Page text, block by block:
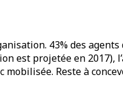
43% des
est projetée en 2017),
mobilisée. Reste à